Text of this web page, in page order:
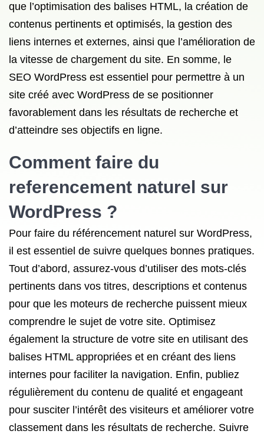
que l’optimisation des balises HTML, la création de
contenus pertinents et optimisés, la gestion des
liens internes et externes, ainsi que l’amélioration de
la vitesse de chargement du site. En somme, le
SEO WordPress est essentiel pour permettre à un
site créé avec WordPress de se positionner
favorablement dans les résultats de recherche et
d’atteindre ses objectifs en ligne.
Comment faire du
referencement naturel sur
WordPress ?
Pour faire du référencement naturel sur WordPress,
il est essentiel de suivre quelques bonnes pratiques.
Tout d’abord, assurez-vous d’utiliser des mots-clés
pertinents dans vos titres, descriptions et contenus
pour que les moteurs de recherche puissent mieux
comprendre le sujet de votre site. Optimisez
également la structure de votre site en utilisant des
balises HTML appropriées et en créant des liens
internes pour faciliter la navigation. Enfin, publiez
régulièrement du contenu de qualité et engageant
pour susciter l’intérêt des visiteurs et améliorer votre
classement dans les résultats de recherche. Suivre